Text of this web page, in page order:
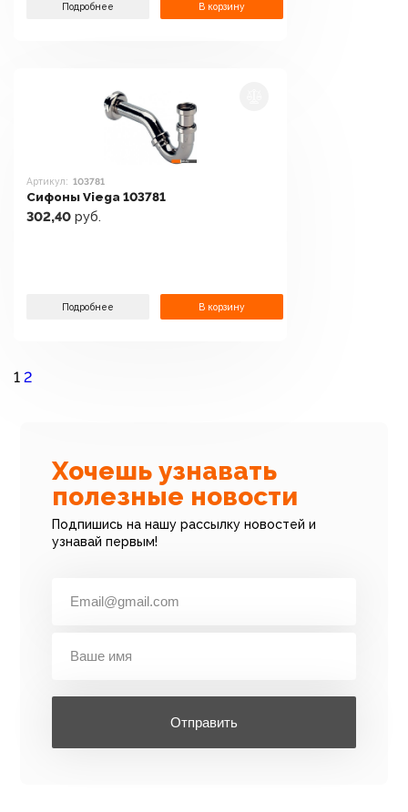
Подробнее В корзину
Артикул: 103781
Сифоны Viega 103781
302,40 руб.
Подробнее В корзину
1 2
Хочешь узнавать
полезные новости
Подпишись на нашу рассылку новостей и
узнавай первым!
Отправить